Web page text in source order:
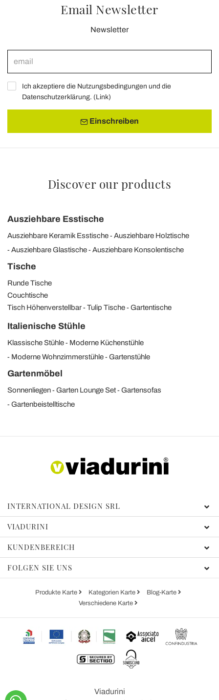
Email Newsletter
Newsletter
Ich akzeptiere die Nutzungsbedingungen und die
Datenschutzerklärung. (Link)
Einschreiben
Discover our products
Ausziehbare Esstische
Ausziehbare Keramik Esstische
Ausziehbare Holztische
Ausziehbare Glastische
Ausziehbare Konsolentische
Tische
Runde Tische
Couchtische
Tisch Höhenverstellbar
Tulip Tische Gartentische
Italienische Stühle
Klassische Stühle
Moderne Küchenstühle
Moderne Wohnzimmerstühle
Gartenstühle
Gartenmöbel
Sonnenliegen Garten Lounge Set
Gartensofas
Gartenbeistelltische
INTERNATIONAL DESIGN SRL
VIADURINI
KUNDENBEREICH
FOLGEN SIE UNS
Produkte Karte Kategorien Karte
Blog-Karte
Verschiedene Karte
Viadurini